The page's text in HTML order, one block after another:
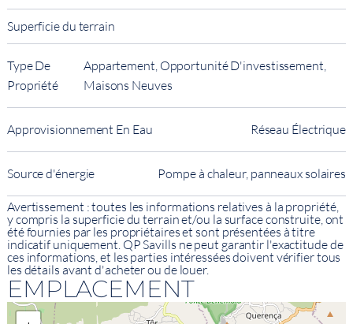
Superficie du terrain
Type De
Propriété
Appartement, Opportunité D'investissement,
Maisons Neuves
Approvisionnement En Eau Réseau Électrique
Source d'énergie Pompe à chaleur, panneaux solaires
Avertissement : toutes les informations relatives à la propriété,
y compris la superficie du terrain et/ou la surface construite, ont
été fournies par les propriétaires et sont présentées à titre
indicatif uniquement. QP Savills ne peut garantir l'exactitude de
ces informations, et les parties intéressées doivent vérifier tous
les détails avant d'acheter ou de louer.
EMPLACEMENT